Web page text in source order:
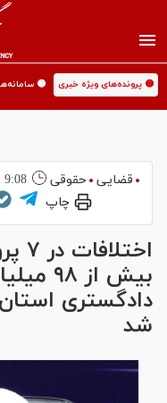
🟡 پرونده‌های ویژه خبری 🟡
قضایی حقوقی 9:08
چاپ
بیش
دادگستری
شد